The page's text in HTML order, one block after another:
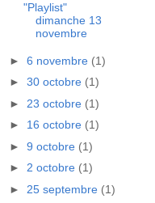
"Playlist"
dimanche 13
novembre
► 6 novembre (1)
► 30 octobre (1)
► 23 octobre (1)
► 16 octobre (1)
► 9 octobre (1)
► 2 octobre (1)
► 25 septembre (1)